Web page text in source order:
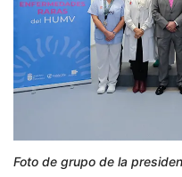
Foto de grupo de la